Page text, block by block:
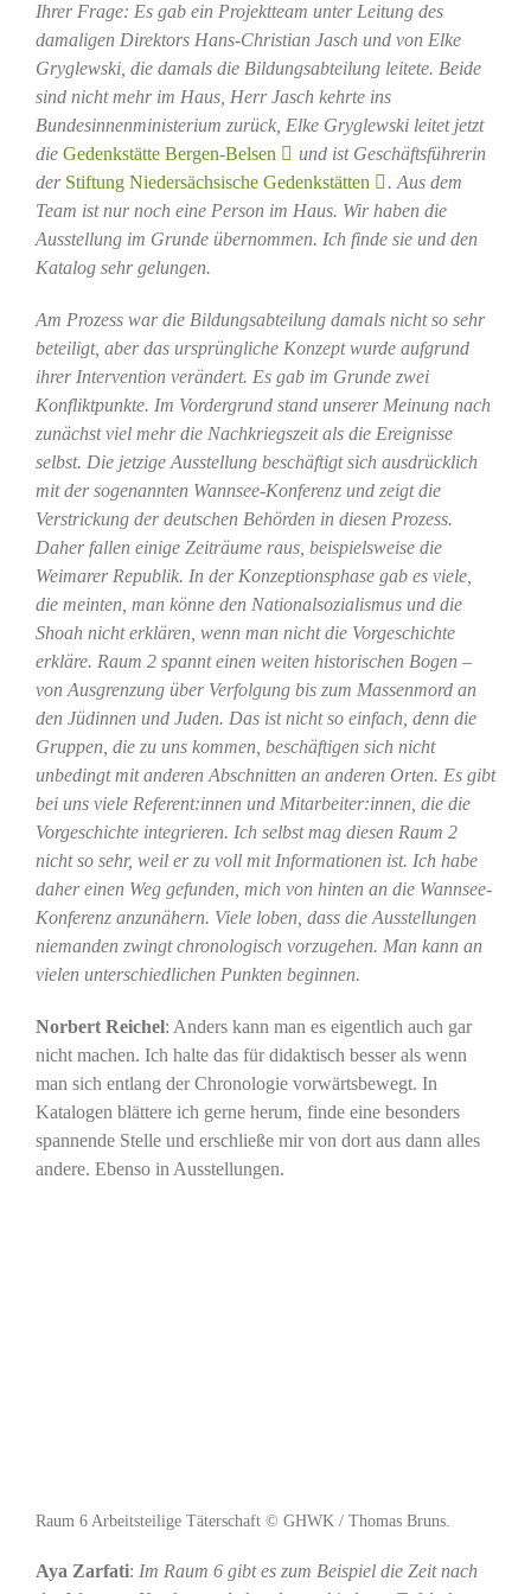
Ihrer Frage: Es gab ein Projektteam unter Leitung des
damaligen Direktors Hans-Christian Jasch und von Elke
Gryglewski, die damals die Bildungsabteilung leitete. Beide
sind nicht mehr im Haus, Herr Jasch kehrte ins
Bundesinnenministerium zurück, Elke Gryglewski leitet jetzt
die Gedenkstätte Bergen-Belsen
und ist Geschäftsführerin
der Stiftung Niedersächsische Gedenkstätten
. Aus dem
Team ist nur noch eine Person im Haus. Wir haben die
Ausstellung im Grunde übernommen. Ich finde sie und den
Katalog sehr gelungen.
Am Prozess war die Bildungsabteilung damals nicht so sehr
beteiligt, aber das ursprüngliche Konzept wurde aufgrund
ihrer Intervention verändert. Es gab im Grunde zwei
Konfliktpunkte. Im Vordergrund stand unserer Meinung nach
zunächst viel mehr die Nachkriegszeit als die Ereignisse
selbst. Die jetzige Ausstellung beschäftigt sich ausdrücklich
mit der sogenannten Wannsee-Konferenz und zeigt die
Verstrickung der deutschen Behörden in diesen Prozess.
Daher fallen einige Zeiträume raus, beispielsweise die
Weimarer Republik. In der Konzeptionsphase gab es viele,
die meinten, man könne den Nationalsozialismus und die
Shoah nicht erklären, wenn man nicht die Vorgeschichte
erkläre. Raum 2 spannt einen weiten historischen Bogen –
von Ausgrenzung über Verfolgung bis zum Massenmord an
den Jüdinnen und Juden. Das ist nicht so einfach, denn die
Gruppen, die zu uns kommen, beschäftigen sich nicht
unbedingt mit anderen Abschnitten an anderen Orten. Es gibt
bei uns viele Referent:innen und Mitarbeiter:innen, die die
Vorgeschichte integrieren. Ich selbst mag diesen Raum 2
nicht so sehr, weil er zu voll mit Informationen ist. Ich habe
daher einen Weg gefunden, mich von hinten an die Wannsee-
Konferenz anzunähern. Viele loben, dass die Ausstellungen
niemanden zwingt chronologisch vorzugehen. Man kann an
vielen unterschiedlichen Punkten beginnen.
Norbert Reichel: Anders kann man es eigentlich auch gar
nicht machen. Ich halte das für didaktisch besser als wenn
man sich entlang der Chronologie vorwärtsbewegt. In
Katalogen blättere ich gerne herum, finde eine besonders
spannende Stelle und erschließe mir von dort aus dann alles
andere. Ebenso in Ausstellungen.
Raum 6 Arbeitsteilige Täterschaft © GHWK / Thomas Bruns.
Aya Zarfati: Im Raum 6 gibt es zum Beispiel die Zeit nach